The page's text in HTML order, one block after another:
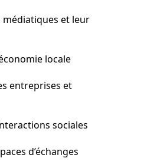
et leur
locale
entreprises et
sociales
d’échanges